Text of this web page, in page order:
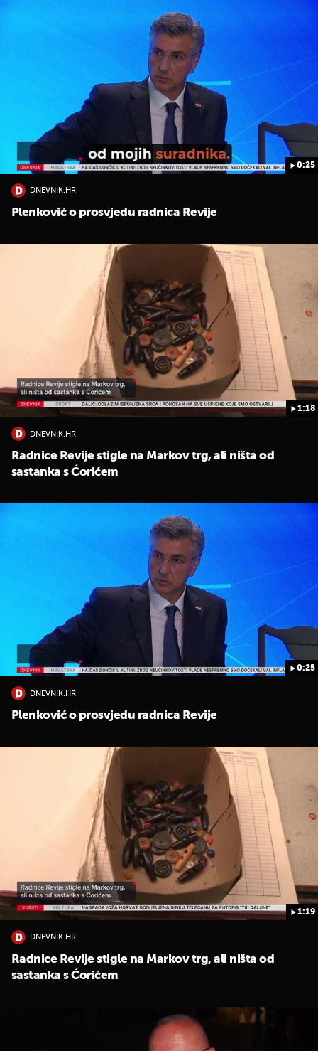
0:25
DNEVNIK.HR
Plenković o prosvjedu radnica Revije
1:18
DNEVNIK.HR
Radnice Revije stigle na Markov trg, ali ništa od
sastanka s Ćorićem
0:25
DNEVNIK.HR
Plenković o prosvjedu radnica Revije
1:19
DNEVNIK.HR
Radnice Revije stigle na Markov trg, ali ništa od
sastanka s Ćorićem